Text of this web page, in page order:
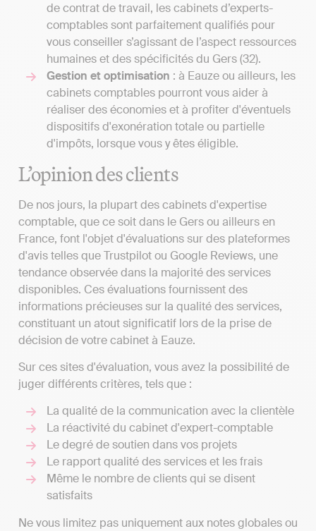
de contrat de travail, les cabinets d’experts-
comptables sont parfaitement qualifiés pour
vous conseiller s’agissant de l’aspect ressources
humaines et des spécificités du Gers (32).
Gestion et optimisation : à Eauze ou ailleurs, les
cabinets comptables pourront vous aider à
réaliser des économies et à profiter d'éventuels
dispositifs d'exonération totale ou partielle
d'impôts, lorsque vous y êtes éligible.
L’opinion des clients
De nos jours, la plupart des cabinets d'expertise
comptable, que ce soit dans le Gers ou ailleurs en
France, font l'objet d'évaluations sur des plateformes
d'avis telles que Trustpilot ou Google Reviews, une
tendance observée dans la majorité des services
disponibles. Ces évaluations fournissent des
informations précieuses sur la qualité des services,
constituant un atout significatif lors de la prise de
décision de votre cabinet à Eauze.
Sur ces sites d'évaluation, vous avez la possibilité de
juger différents critères, tels que :
La qualité de la communication avec la clientèle
La réactivité du cabinet d'expert-comptable
Le degré de soutien dans vos projets
Le rapport qualité des services et les frais
Même le nombre de clients qui se disent
satisfaits
Ne vous limitez pas uniquement aux notes globales ou